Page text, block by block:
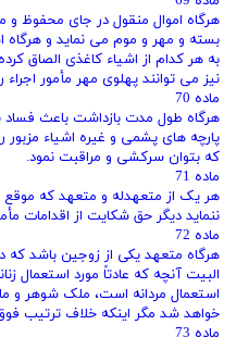
هرگاه اموال منقول در جای محفوظ و
بسته و مهر و موم می‌ نماید و
به هر کدام از اشیاء کاغذی الصاق
نیز می‌ توانند پهلوی مهر مأمور اجراء
ماده 70
هرگاه طول مدت بازداشت باعث
پارچه‌ های پشمی و غیره اشیاء مزبور
که بتوان سرکشی و مراقبت نمود.
ماده 71
هر یک از متعهدله و متعهد که موقع
ننماید دیگر حق شکایت از اقدامات
ماده 72
هرگاه متعهد یکی از زوجین باشد که
البیت آنچه که عادتاً مورد استعمال
استعمال مردانه است، ملک شوهر
خواهد شد مگر اینکه خلاف ترتیب